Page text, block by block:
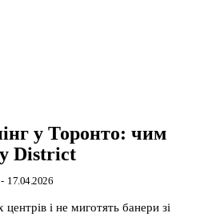
у Торонто: чим
District
- 17.04.2026
і не миготять банери зі